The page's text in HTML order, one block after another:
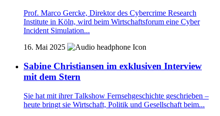
Prof. Marco Gercke, Direktor des Cybercrime Research
Institute in Köln, wird beim Wirtschaftsforum eine Cyber
Incident Simulation...
16. Mai 2025
Sabine Christiansen im exklusiven Interview
mit dem Stern
Sie hat mit ihrer Talkshow Fernsehgeschichte geschrieben –
heute bringt sie Wirtschaft, Politik und Gesellschaft beim...